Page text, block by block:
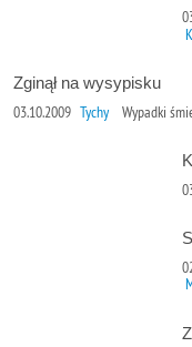
Zginął na wysypisku
03.10.2009 Tychy Wypadki